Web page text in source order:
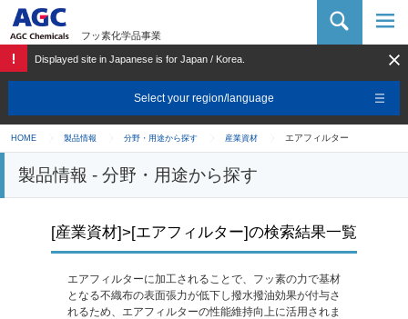
フッ素化学品事業
Displayed site in Japanese is for Japan / Korea.
Select your region/language
HOME 製品情報 分野・用途から探す 産業資材 エアフィルター
製品情報 - 分野・用途から探す
[産業資材]>[エアフィルター]の検索結果一覧
エアフィルターに加工されることで、フッ素の力で基材
となる不織布の表面張力が低下し撥水撥油効果が付与さ
れるため、エアフィルターの性能維持向上に活用されま